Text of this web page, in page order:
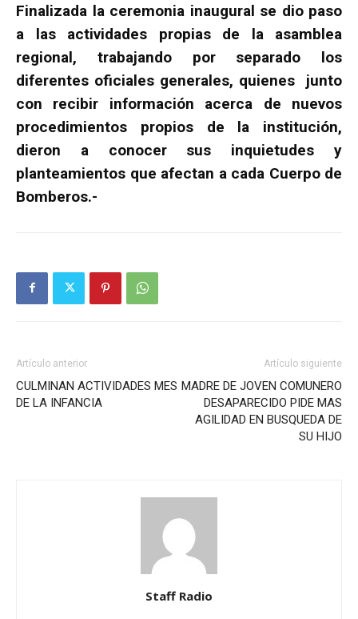
Finalizada la ceremonia inaugural se dio paso
a las actividades propias de la asamblea
regional, trabajando por separado los
diferentes oficiales generales, quienes junto
con recibir información acerca de nuevos
procedimientos propios de la institución,
dieron a conocer sus inquietudes y
planteamientos que afectan a cada Cuerpo de
Bomberos.-
Artículo anterior
CULMINAN ACTIVIDADES MES
DE LA INFANCIA
Artículo siguiente
MADRE DE JOVEN COMUNERO
DESAPARECIDO PIDE MAS
AGILIDAD EN BUSQUEDA DE
SU HIJO
Staff Radio